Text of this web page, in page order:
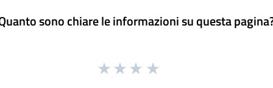
sono chiare le informazioni su questa